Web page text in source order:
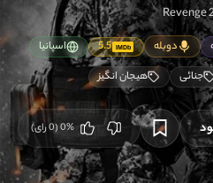
Revenge
دوبله IMDb
5.5
اسپانیا
جنائی هیجان انگیز
0%
(
0رای)